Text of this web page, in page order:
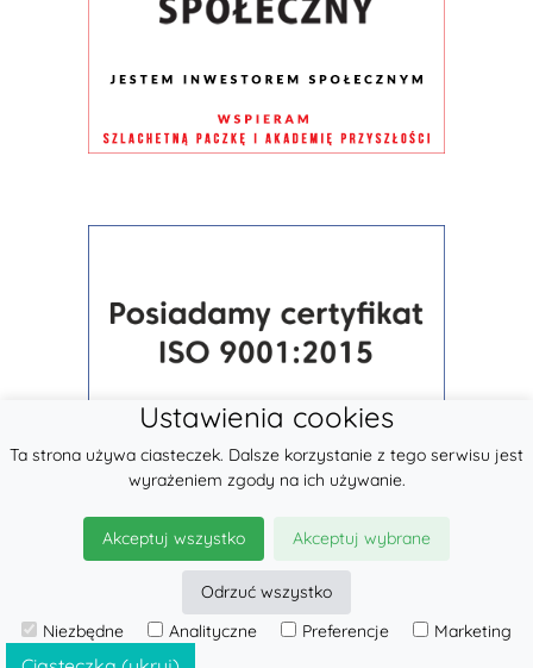
© 2026LennyLamb sp. z o.o.
·Nosidełka dla dzieci
Ustawienia cookies
Ta strona używa ciasteczek. Dalsze korzystanie z tego serwisu jest
wyrażeniem zgody na ich używanie.
Akceptuj wszystko Akceptuj wybrane
Odrzuć wszystko
Niezbędne
Analityczne Preferencje Marketing